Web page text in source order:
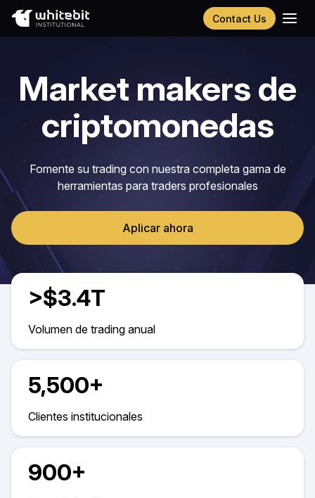
Contact Us
Русский
Português
Chinese (Simplified)
Market makers de
criptomonedas
Fomente su trading con nuestra completa gama de
herramientas para traders profesionales
Aplicar ahora
>$3.4T
Volumen de trading anual
5,500+
Clientes institucionales
900+